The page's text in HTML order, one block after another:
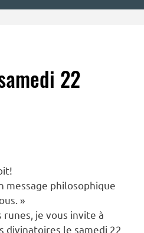
22
message philosophique
»
je vous invite à
divinatoires le samedi 22